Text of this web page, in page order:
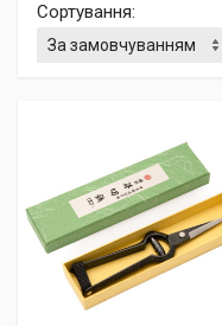
Сортування: